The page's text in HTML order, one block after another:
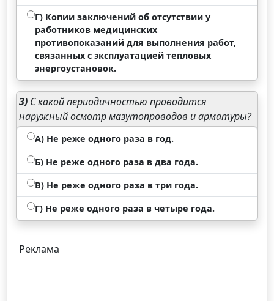
Г) Копии заключений об отсутствии у
работников медицинских
противопоказаний для выполнения работ,
связанных с эксплуатацией тепловых
энергоустановок.
3) С какой периодичностью проводится
наружный осмотр мазутопроводов и арматуры?
А) Не реже одного раза в год.
Б) Не реже одного раза в два года.
В) Не реже одного раза в три года.
Г) Не реже одного раза в четыре года.
Реклама